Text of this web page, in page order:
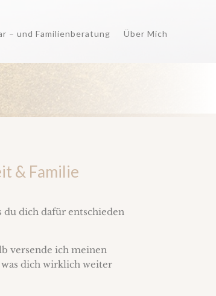
– und Familienberatung Über Mich
& Familie
du dich dafür entschieden
versende ich meinen
was dich wirklich weiter